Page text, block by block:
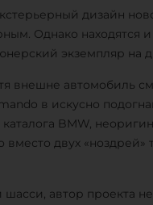
дизайн
Однако
экземпляр на
внешне автомобиль
в искусно
BMW,
вместо двух
автор проекта